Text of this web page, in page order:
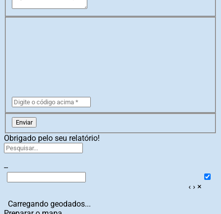
Enviar
Obrigado pelo seu relatório!
--
‹ › ×
Carregando geodados...